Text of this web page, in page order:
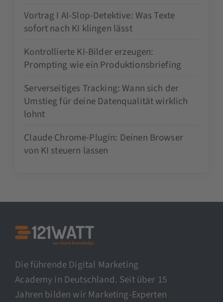
Vortrag I AI-Slop-Detektive: Was Texte
sofort nach KI klingen lässt
Kontrollierte KI-Bilder erzeugen:
Prompting wie ein Produktionsbriefing
Serverseitiges Tracking: Wann sich der
Umstieg für deine Datenqualität wirklich
lohnt
Claude Chrome-Plugin: Deinen Browser
von KI steuern lassen
Die führende Digital Marketing
Academy in Deutschland. Seit über 15
Jahren bilden wir Marketing-Experten